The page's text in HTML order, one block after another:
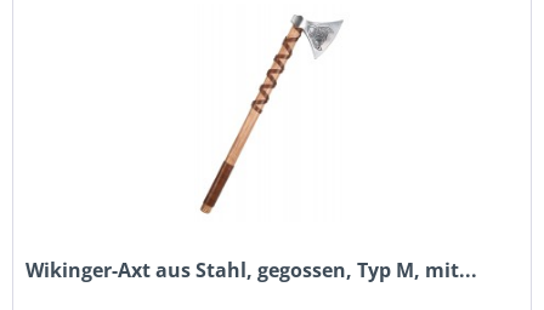
Wikinger-Axt aus Stahl, gegossen, Typ M, mit...